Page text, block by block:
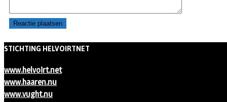
STICHTING HELVOIRTNET
www.helvoirt.net
www.haaren.nu
www.vught.nu